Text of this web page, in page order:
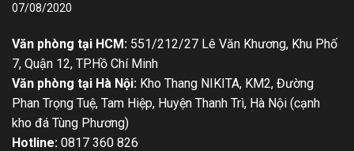
07/08/2020
Văn phòng tại HCM: 551/212/27 Lê Văn Khương, Khu Phố
7, Quận 12, TP.Hồ Chí Minh
Văn phòng tại Hà Nội: Kho Thang NIKITA, KM2, Đường
Phan Trọng Tuệ, Tam Hiệp, Huyện Thanh Trì, Hà Nội (cạnh
kho đá Tùng Phương)
Hotline: 0817 360 826